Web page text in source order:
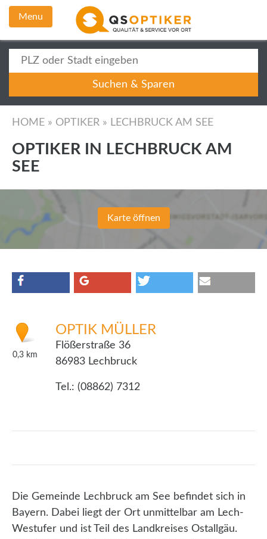
Menu
HOME » OPTIKER » LECHBRUCK AM SEE
OPTIKER IN LECHBRUCK AM
SEE
Karte öffnen
0,3km
OPTIK MÜLLER
Flößerstraße 36
86983 Lechbruck
Tel.: (08862) 7312
Die Gemeinde Lechbruck am See befindet sich in
Bayern. Dabei liegt der Ort unmittelbar am Lech-
Westufer und ist Teil des Landkreises Ostallgäu.